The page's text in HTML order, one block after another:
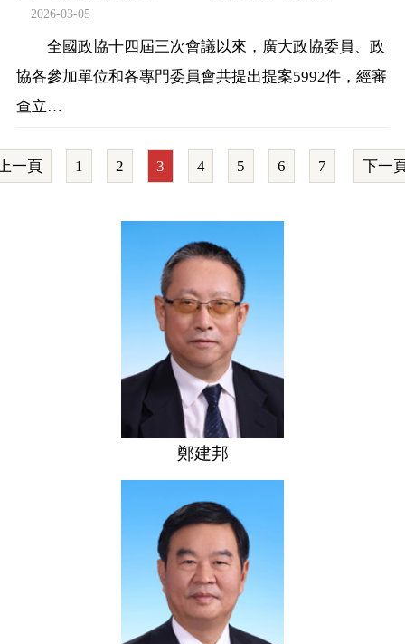
2026-03-05
全國政協十四屆三次會議以來，廣大政協委員、政
協各參加單位和各專門委員會共提出提案5992件，經審
查立…
一頁 1 2 3 4 5 6 7 下一
鄭建邦